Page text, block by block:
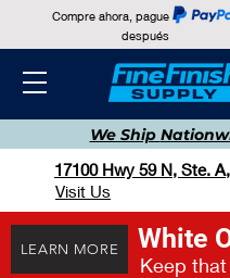
We Ship
Compre ahora, pague
después
17100 Hwy 59 N, Ste.
Visit Us
LEARN MORE White
Keep